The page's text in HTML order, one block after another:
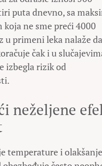
puta dnevno, sa
ne sme preći 4000
u primeni leka nalaže
čak i u
izbegla rizik od
neželjene
temperature i